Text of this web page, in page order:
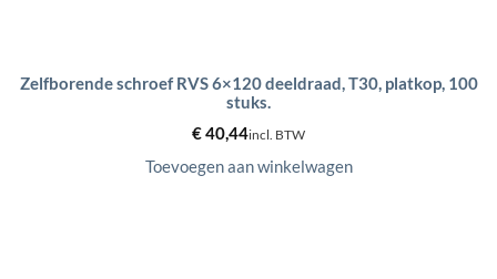
Zelfborende schroef RVS 6×120 deeldraad, T30, platkop, 100
stuks.
€40,44incl. BTW
Toevoegen aan winkelwagen